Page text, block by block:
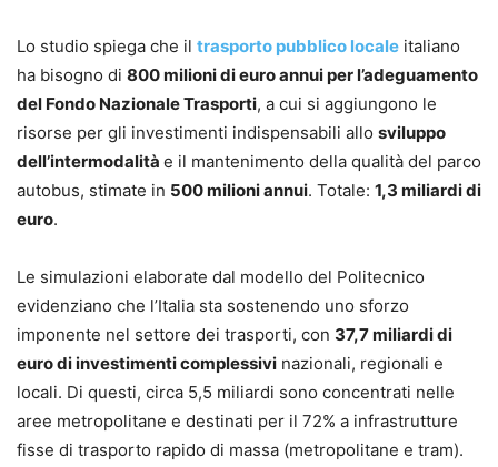
Lo studio spiega che il trasporto pubblico locale italiano
ha bisogno di 800 milioni di euro annui per l’adeguamento
del Fondo Nazionale Trasporti, a cui si aggiungono le
risorse per gli investimenti indispensabili allo sviluppo
dell’intermodalità e il mantenimento della qualità del parco
autobus, stimate in 500 milioni annui. Totale: 1,3 miliardi di
euro.
Le simulazioni elaborate dal modello del Politecnico
evidenziano che l’Italia sta sostenendo uno sforzo
imponente nel settore dei trasporti, con 37,7 miliardi di
euro di investimenti complessivi nazionali, regionali e
locali. Di questi, circa 5,5 miliardi sono concentrati nelle
aree metropolitane e destinati per il 72% a infrastrutture
fisse di trasporto rapido di massa (metropolitane e tram).